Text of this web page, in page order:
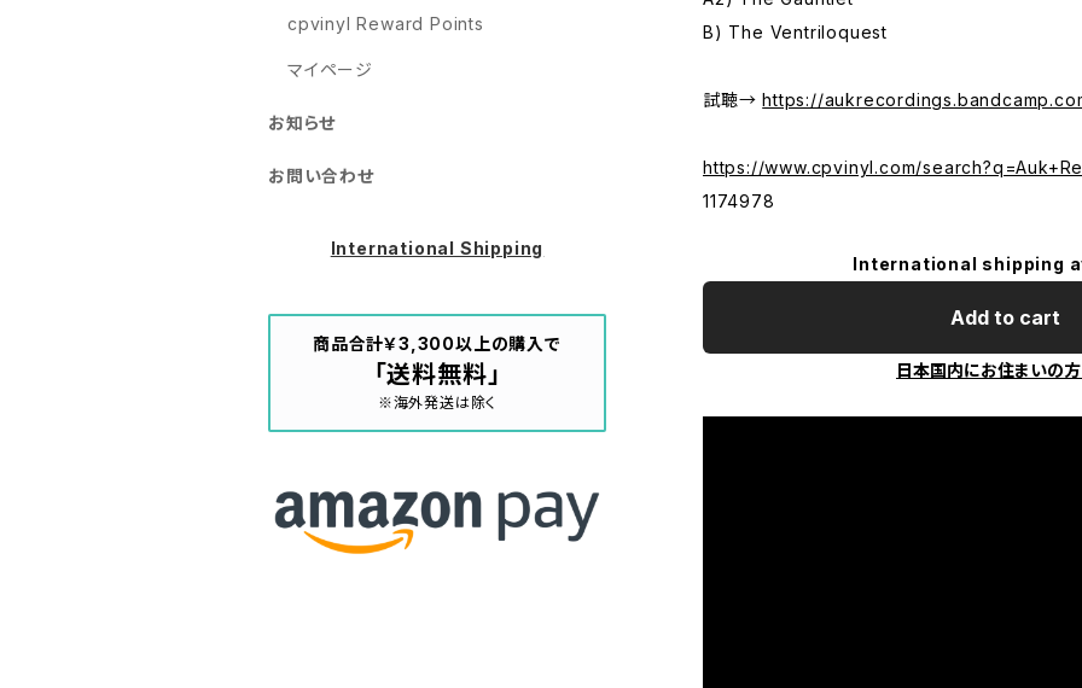
B) The Ventriloquest
試聴→https://
https://www.cpvinyl.com/
1174978
International shipping
Add to cart
日本国内にお住まいの
cpvinyl Reward Points
マイページ
お知らせ
お問い合わせ
International Shipping
商品合計￥3,300以上の購入で
「送料無料」
※海外発送は除く